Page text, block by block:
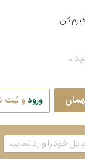
کن
ورودو ثبت